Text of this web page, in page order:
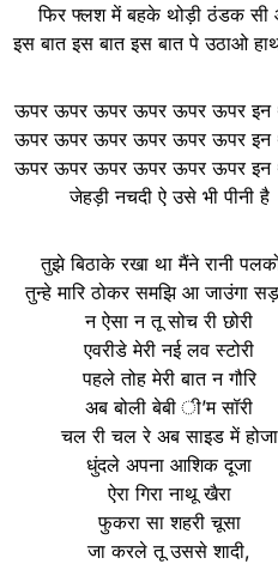
फिर फ्लश में बहके थोड़ी ठंडक सी
इस बात इस बात इस बात पे उठाओ
ऊपर ऊपर ऊपर ऊपर ऊपर ऊपर इन
ऊपर ऊपर ऊपर ऊपर ऊपर ऊपर इन
ऊपर ऊपर ऊपर ऊपर ऊपर ऊपर इन
जेहड़ी नचदी ऐ उसे भी पीनी है
तुझे बिठाके रखा था मैंने रानी
तुन्हे मारि ठोकर समझि आ जाउंगा
न ऐसा न तू सोच री छोरी
एवरीडे मेरी नई लव स्टोरी
पहले तोह मेरी बात न गौरि
अब बोली बेबी ी’म सॉरी
चल री चल रे अब साइड में होजा
धुंदले अपना आशिक दूजा
ऐरा गिरा नाथू खैरा
फुकरा सा शहरी चूसा
जा करले तू उससे शादी,